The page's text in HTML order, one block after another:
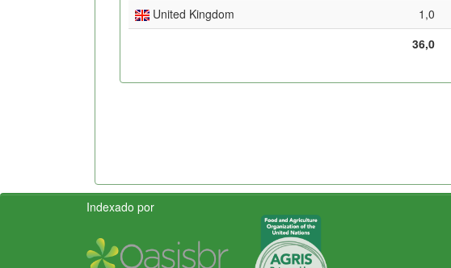
United Kingdom
1,0
36,0
Indexado por